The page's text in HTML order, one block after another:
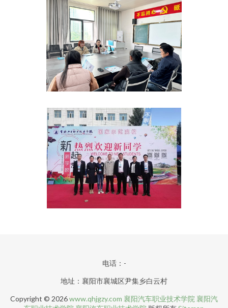
电话：-
地址：襄阳市襄城区尹集乡白云村
Copyright © 2026www.qhjgzy.com 襄阳汽车职业技术学院 襄阳汽